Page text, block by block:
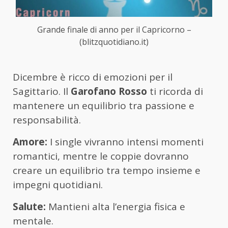
Grande finale di anno per il Capricorno –
(blitzquotidiano.it)
Dicembre è ricco di emozioni per il
Sagittario. Il Garofano Rosso ti ricorda di
mantenere un equilibrio tra passione e
responsabilità.
Amore: I single vivranno intensi momenti
romantici, mentre le coppie dovranno
creare un equilibrio tra tempo insieme e
impegni quotidiani.
Salute: Mantieni alta l’energia fisica e
mentale.